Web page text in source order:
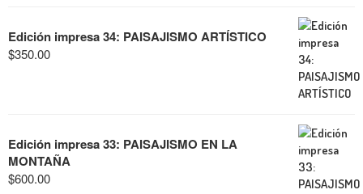
Edición impresa 34: PAISAJISMO ARTÍSTICO
$350.00
Edición impresa 33: PAISAJISMO EN LA
MONTAÑA
$600.00